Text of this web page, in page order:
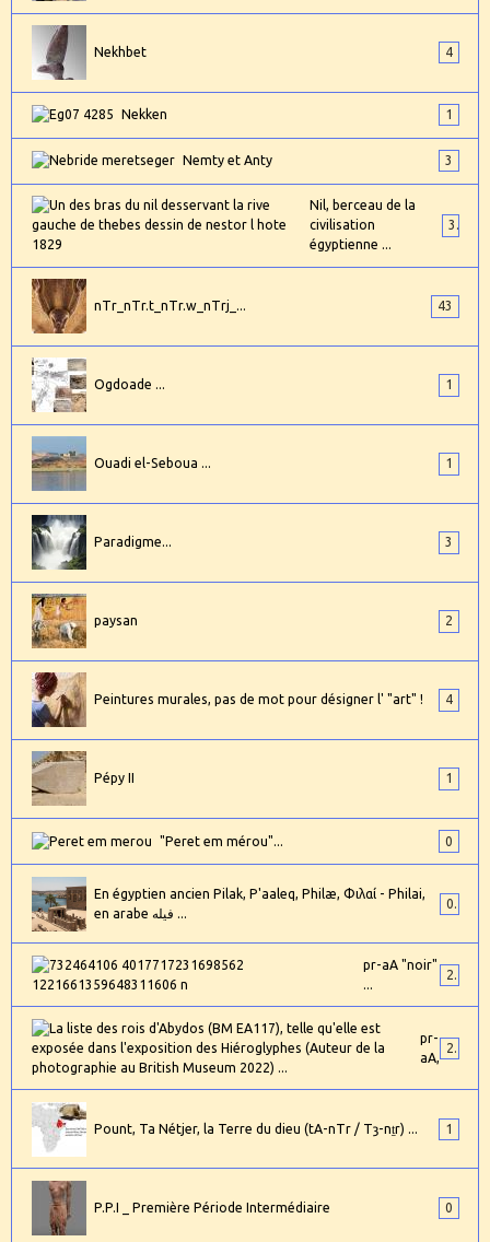
Nekhbet 4
Nekken 1
Nemty et Anty 3
Nil, berceau de la
civilisation
égyptienne ...
3
nTr_nTr.t_nTr.w_nTrj_... 43
Ogdoade ... 1
Ouadi el-Seboua ... 1
Paradigme... 3
paysan 2
Peintures murales, pas de mot pour désigner l' "art" ! 4
Pépy II 1
"Peret em mérou"... 0
En égyptien ancien Pilak, P'aaleq, Philæ, Φιλαί - Philai,
en arabe فيله ...
0
pr-aA "noir"
...
2
pr-
aA,
24
Pount, Ta Nétjer, la Terre du dieu (tA-nTr / Tȝ-nṯr) ... 1
P.P.I _ Première Période Intermédiaire 0